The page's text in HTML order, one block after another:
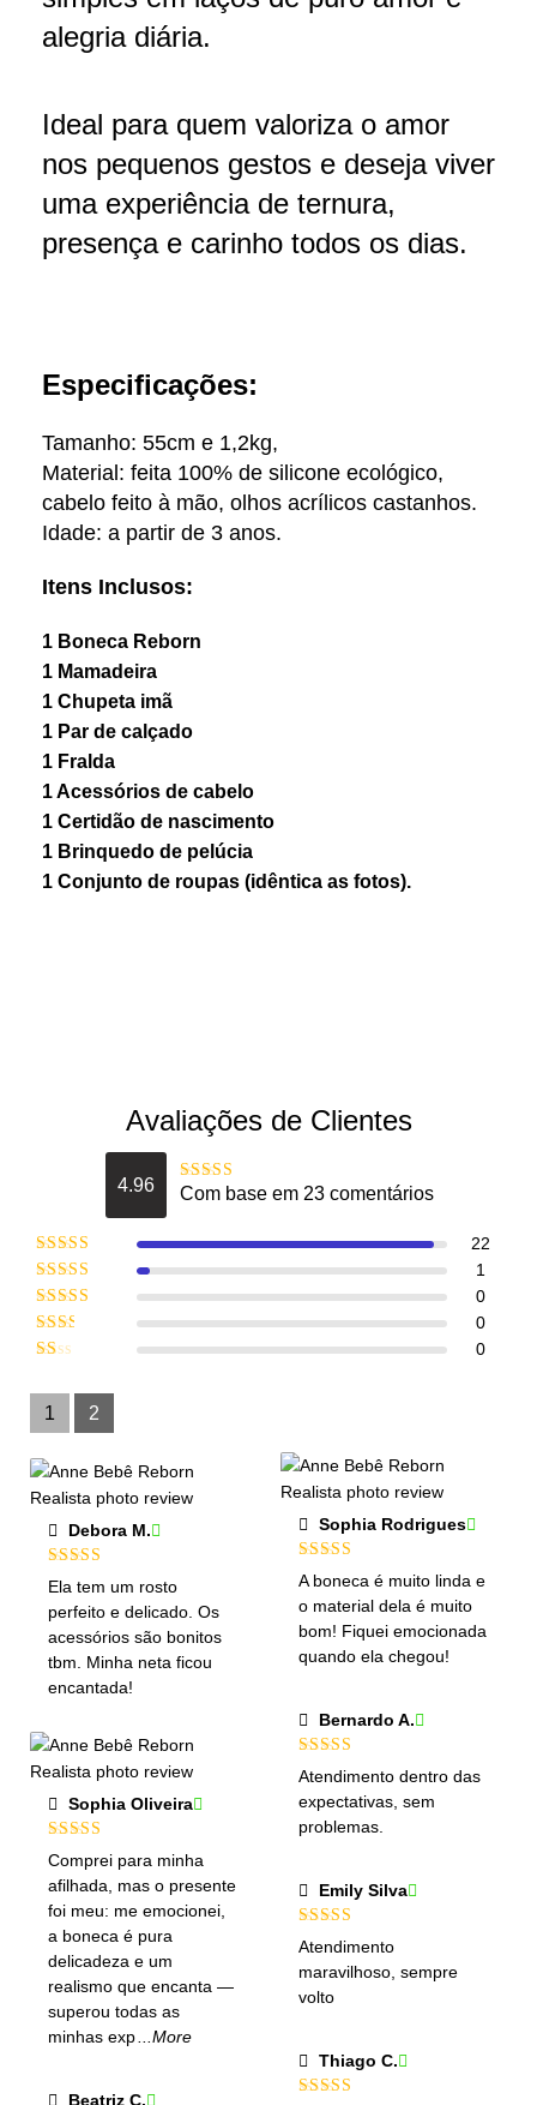
alegria diária.
Ideal para quem valoriza o amor
nos pequenos gestos e deseja viver
uma experiência de ternura,
presença e carinho todos os dias.
Especificações:
Tamanho: 55cm e 1,2kg,
Material: feita 100% de silicone ecológico,
cabelo feito à mão, olhos acrílicos castanhos.
Idade: a partir de 3 anos.
Itens Inclusos:
1 Boneca Reborn
1 Mamadeira
1 Chupeta imã
1 Par de calçado
1 Fralda
1 Acessórios de cabelo
1 Certidão de nascimento
1 Brinquedo de pelúcia
1 Conjunto de roupas (idêntica as fotos).
Avaliações de Clientes
4.96
Avaliação
Com base em 23 comentários
Avaliação
22
Avaliação
1
Avaliação
0
Avaliação
0
1
de
5
0
1 2
Debora M.
Avaliação
de 5
Ela tem um rosto
perfeito e delicado. Os
acessórios são bonitos
tbm. Minha neta ficou
encantada!
Sophia Oliveira
Avaliação
de 5
Comprei para minha
afilhada, mas o presente
foi meu: me emocionei,
a boneca é pura
delicadeza e um
realismo que encanta —
superou todas as
minhas exp
...More
Beatriz C.
Sophia Rodrigues
Avaliação
de 5
A boneca é muito linda e
o material dela é muito
bom! Fiquei emocionada
quando ela chegou!
Bernardo A.
Avaliação 5
de 5
Atendimento dentro das
expectativas, sem
problemas.
Emily Silva
Avaliação 5
de 5
Atendimento
maravilhoso, sempre
volto
Thiago C.